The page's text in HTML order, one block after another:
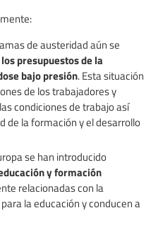
de austeridad aún se
los presupuestos de la
bajo presión. Esta situación
de los trabajadores y
condiciones de trabajo así
de la formación y el desarrollo
se han introducido
y formación
relacionadas con la
la educación y conducen a